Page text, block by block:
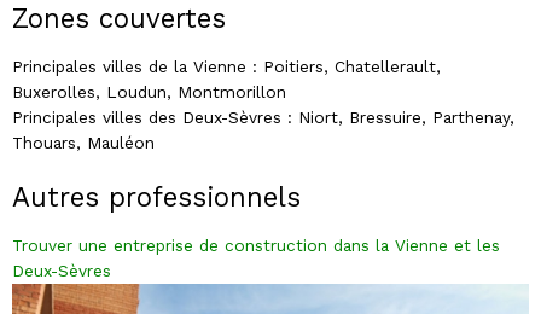
Zones couvertes
Principales villes de la Vienne : Poitiers, Chatellerault,
Buxerolles, Loudun, Montmorillon
Principales villes des Deux-Sèvres : Niort, Bressuire, Parthenay,
Thouars, Mauléon
Autres professionnels
Trouver une entreprise de construction dans la Vienne et les
Deux-Sèvres